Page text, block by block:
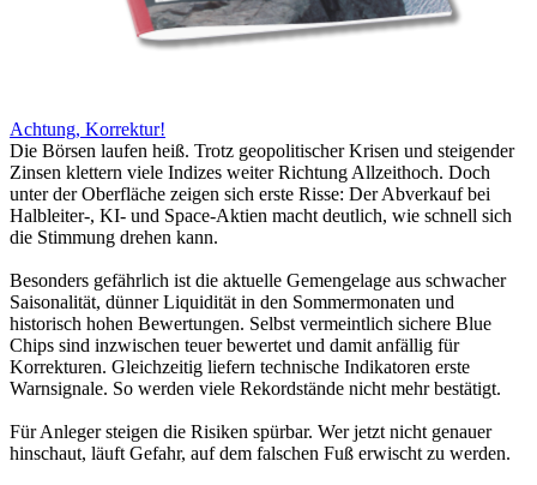
Achtung, Korrektur!
Die Börsen laufen heiß. Trotz geopolitischer Krisen und steigender
Zinsen klettern viele Indizes weiter Richtung Allzeithoch. Doch
unter der Oberfläche zeigen sich erste Risse: Der Abverkauf bei
Halbleiter-, KI- und Space-Aktien macht deutlich, wie schnell sich
die Stimmung drehen kann.
Besonders gefährlich ist die aktuelle Gemengelage aus schwacher
Saisonalität, dünner Liquidität in den Sommermonaten und
historisch hohen Bewertungen. Selbst vermeintlich sichere Blue
Chips sind inzwischen teuer bewertet und damit anfällig für
Korrekturen. Gleichzeitig liefern technische Indikatoren erste
Warnsignale. So werden viele Rekordstände nicht mehr bestätigt.
Für Anleger steigen die Risiken spürbar. Wer jetzt nicht genauer
hinschaut, läuft Gefahr, auf dem falschen Fuß erwischt zu werden.